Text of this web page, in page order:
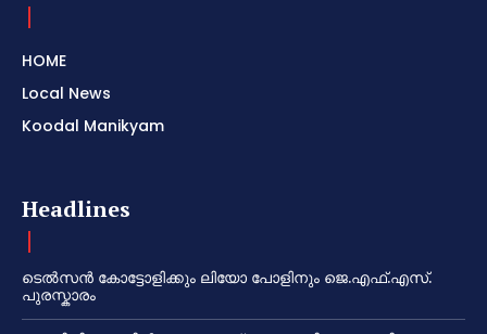
HOME
Local News
Koodal Manikyam
Headlines
ടെൽസൻ കോട്ടോളിക്കും ലിയോ പോളിനും ജെ.എഫ്.എസ്.
പുരസ്കാരം